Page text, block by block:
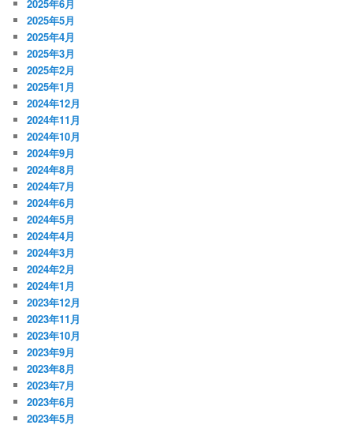
2025年6月
2025年5月
2025年4月
2025年3月
2025年2月
2025年1月
2024年12月
2024年11月
2024年10月
2024年9月
2024年8月
2024年7月
2024年6月
2024年5月
2024年4月
2024年3月
2024年2月
2024年1月
2023年12月
2023年11月
2023年10月
2023年9月
2023年8月
2023年7月
2023年6月
2023年5月